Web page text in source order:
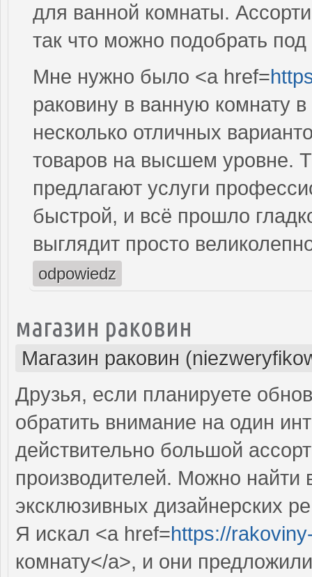
для ванной комнаты.
так что можно подобрать
Мне нужно было <a href=
раковину в ванную комнату
несколько отличных
товаров на высшем уровне.
предлагают услуги
быстрой, и всё прошло
выглядит просто
odpowiedz
магазин раковин
Магазин раковин
Друзья, если планируете
обратить внимание на один
действительно большой
производителей. Можно найти
эксклюзивных дизайнерских
Я искал <a href=https://
комнату</a>, и они